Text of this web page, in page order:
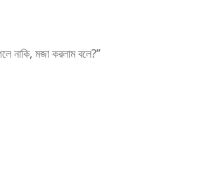
নাকি, মজা করলাম বলে?”